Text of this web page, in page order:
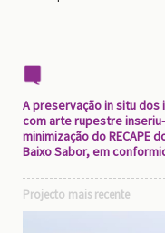
A preservação in situ
com arte rupestre
minimização do RECAPE
Baixo Sabor, em
Projecto mais recente